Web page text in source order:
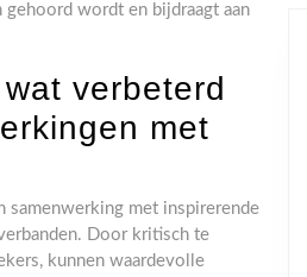
gehoord wordt en bijdraagt aan
verbeterd
met
samenwerking met inspirerende
Door kritisch te
kunnen waardevolle